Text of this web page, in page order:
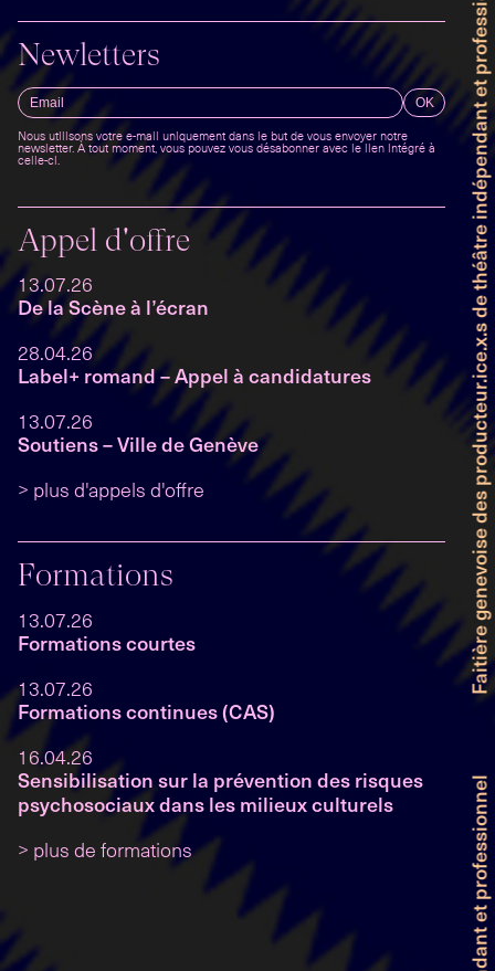
Faitière genevoise des producteur.ice.x.s de théâtre indépendant et professionnel
Newletters
Nous utilisons votre e-mail uniquement dans le but de vous envoyer notre
newsletter. À tout moment, vous pouvez vous désabonner avec le lien intégré à
celle-ci.
Appel d'offre
13.07.26
De la Scène à l’écran
28.04.26
Label+ romand – Appel à candidatures
13.07.26
Soutiens – Ville de Genève
> plus d'appels d'offre
Formations
13.07.26
Formations courtes
13.07.26
Formations continues (CAS)
16.04.26
Sensibilisation sur la prévention des risques
psychosociaux dans les milieux culturels
> plus de formations